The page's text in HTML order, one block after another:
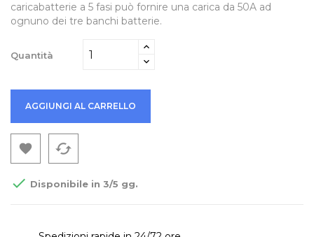
caricabatterie a 5 fasi può fornire una carica da 50A ad
ognuno dei tre banchi batterie.
Quantità
AGGIUNGI AL CARRELLO
 cached
 Disponibile in 3/5 gg.